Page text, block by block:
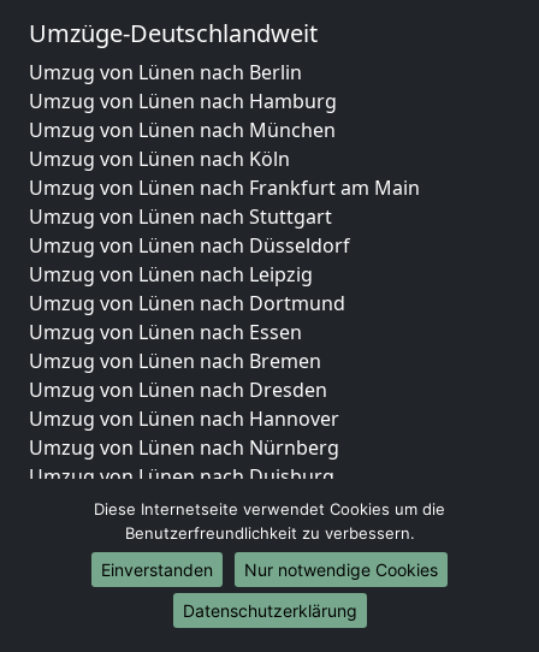
Umzüge-Deutschlandweit
Umzug von Lünen nach Berlin
Umzug von Lünen nach Hamburg
Umzug von Lünen nach München
Umzug von Lünen nach Köln
Umzug von Lünen nach Frankfurt am Main
Umzug von Lünen nach Stuttgart
Umzug von Lünen nach Düsseldorf
Umzug von Lünen nach Leipzig
Umzug von Lünen nach Dortmund
Umzug von Lünen nach Essen
Umzug von Lünen nach Bremen
Umzug von Lünen nach Dresden
Umzug von Lünen nach Hannover
Umzug von Lünen nach Nürnberg
Umzug von Lünen nach Duisburg
Umzug von Lünen nach Bochum
Umzug von Lünen nach Wuppertal
Umzug von Lünen nach Bielefeld
Umzug von Lünen nach Bonn
Umzug von Lünen nach Münster
Diese Internetseite verwendet Cookies um die
Benutzerfreundlichkeit zu verbessern.
Einverstanden
Nur notwendige Cookies
Datenschutzerklärung